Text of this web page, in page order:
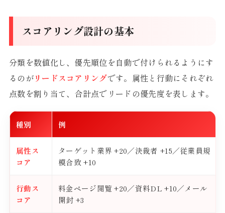
スコアリング設計の基本
分類を数値化し、優先順位を自動で付けられるようにす
るのがリードスコアリングです。属性と行動にそれぞれ
点数を割り当て、合計点でリードの優先度を表します。
種別 例
属性ス
コア
ターゲット業界 +20／決裁者 +15／従業員規
模合致 +10
行動ス
コア
料金ページ閲覧 +20／資料DL +10／メール
開封 +3